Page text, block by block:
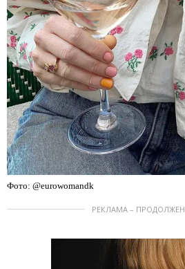
Фото: @eurowomandk
РЕКЛАМА –